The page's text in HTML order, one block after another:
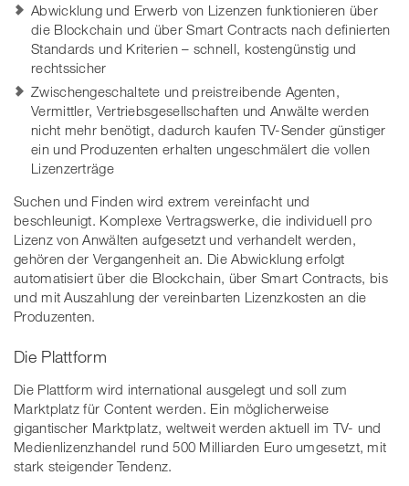
Abwicklung und Erwerb von Lizenzen funktionieren über
die Blockchain und über Smart Contracts nach definierten
Standards und Kriterien – schnell, kostengünstig und
rechtssicher
Zwischengeschaltete und preistreibende Agenten,
Vermittler, Vertriebsgesellschaften und Anwälte werden
nicht mehr benötigt, dadurch kaufen TV-Sender günstiger
ein und Produzenten erhalten ungeschmälert die vollen
Lizenzerträge
Suchen und Finden wird extrem vereinfacht und
beschleunigt. Komplexe Vertragswerke, die individuell pro
Lizenz von Anwälten aufgesetzt und verhandelt werden,
gehören der Vergangenheit an. Die Abwicklung erfolgt
automatisiert über die Blockchain, über Smart Contracts, bis
und mit Auszahlung der vereinbarten Lizenzkosten an die
Produzenten.
Die Plattform
Die Plattform wird international ausgelegt und soll zum
Marktplatz für Content werden. Ein möglicherweise
gigantischer Marktplatz, weltweit werden aktuell im TV- und
Medienlizenzhandel rund 500 Milliarden Euro umgesetzt, mit
stark steigender Tendenz.